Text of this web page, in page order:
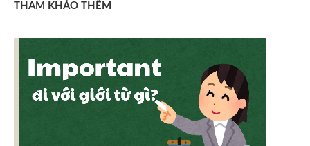
THAM KHẢO THÊM